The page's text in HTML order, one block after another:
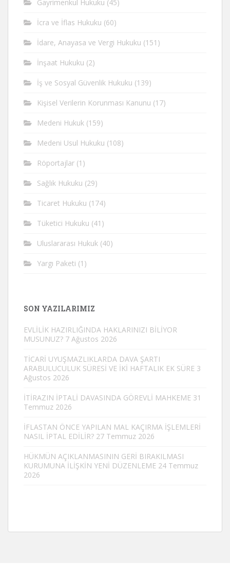
Gayrimenkul Hukuku (45)
İcra ve İflas Hukuku (60)
İdare, Anayasa ve Vergi Hukuku (151)
İnşaat Hukuku (2)
İş ve Sosyal Güvenlik Hukuku (139)
Kişisel Verilerin Korunması Kanunu (17)
Medeni Hukuk (159)
Medeni Usul Hukuku (108)
Röportajlar (1)
Sağlık Hukuku (29)
Ticaret Hukuku (174)
Tüketici Hukuku (41)
Uluslararası Hukuk (40)
Yargı Paketi (1)
SON YAZILARIMIZ
EVLİLİK HAZIRLIĞINDA HAKLARINIZI BİLİYOR
MUSUNUZ? 7 Ağustos 2026
TİCARİ UYUŞMAZLIKLARDA DAVA ŞARTI
ARABULUCULUK SÜRESİ VE İKİ HAFTALIK EK SÜRE 3
Ağustos 2026
İTİRAZIN İPTALİ DAVASINDA GÖREVLİ MAHKEME 31
Temmuz 2026
İFLASTAN ÖNCE YAPILAN MAL KAÇIRMA İŞLEMLERİ
NASIL İPTAL EDİLİR? 27 Temmuz 2026
HÜKMÜN AÇIKLANMASININ GERİ BIRAKILMASI
KURUMUNA İLİŞKİN YENİ DÜZENLEME 24 Temmuz
2026